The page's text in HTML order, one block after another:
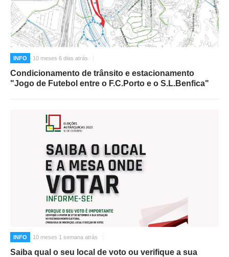
O GABINETE
APOIO AOS DESEMPREGADOS
APOIO ÀS EMPRESAS
OFERTAS DE EMPREGO
CONTACTO E HORÁRIO GIP
INFO 10 meses 6 dias atrás
Condicionamento de trânsito e estacionamento
"Jogo de Futebol entre o F.C.Porto e o S.L.Benfica"
INFO 10 meses 1 semana atrás
Saiba qual o seu local de voto ou verifique a sua